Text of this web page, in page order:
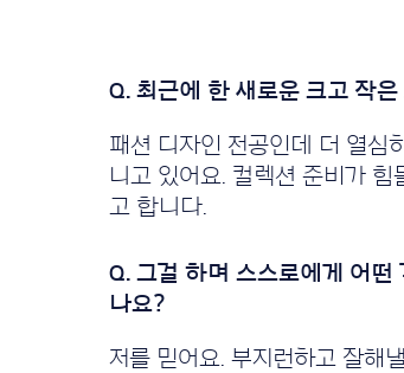
패션 디자인 전공인데 더 열심
니고 있어요. 컬렉션 준비가 힘
고 합니다.
저를 믿어요. 부지런하고 잘해